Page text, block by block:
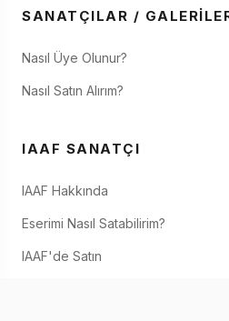
SANATÇILAR /
Nasıl Üye Olunur?
Nasıl Satın Alırım?
IAAF SANATÇI
IAAF Hakkında
Eserimi Nasıl Satabilirim?
IAAF'de Satın